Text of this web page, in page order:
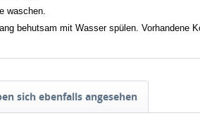
waschen.
behutsam mit Wasser spülen. Vorhandene
sich ebenfalls angesehen